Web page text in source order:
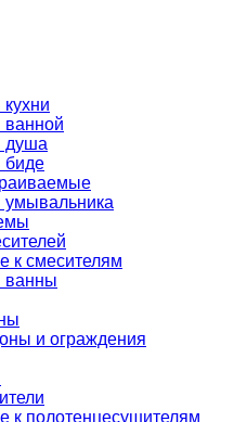
ванной
душа
биде
умывальника
к смесителям
ванны
и ограждения
к полотенцесушителям